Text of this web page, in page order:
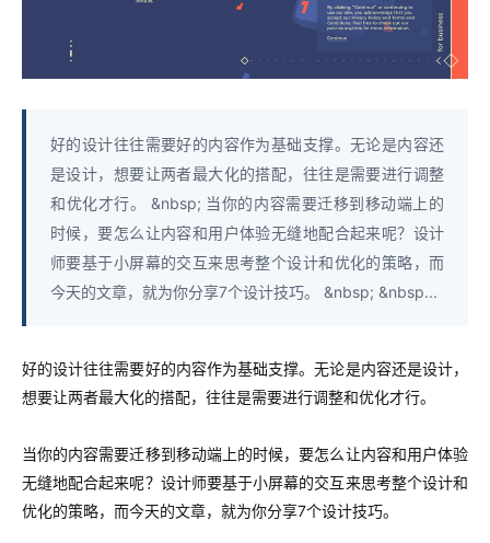
好的设计往往需要好的内容作为基础支撑。无论是内容还
是设计，想要让两者最大化的搭配，往往是需要进行调整
和优化才行。 &nbsp; 当你的内容需要迁移到移动端上的
时候，要怎么让内容和用户体验无缝地配合起来呢？设计
师要基于小屏幕的交互来思考整个设计和优化的策略，而
今天的文章，就为你分享7个设计技巧。 &nbsp; &nbsp...
好的设计往往需要好的内容作为基础支撑。无论是内容还是设计，
想要让两者最大化的搭配，往往是需要进行调整和优化才行。
当你的内容需要迁移到移动端上的时候，要怎么让内容和用户体验
无缝地配合起来呢？设计师要基于小屏幕的交互来思考整个设计和
优化的策略，而今天的文章，就为你分享7个设计技巧。